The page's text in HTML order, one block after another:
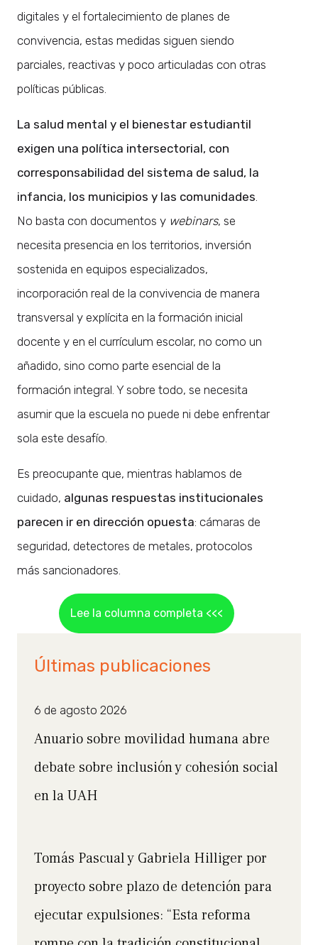
digitales y el fortalecimiento de planes de
convivencia, estas medidas siguen siendo
parciales, reactivas y poco articuladas con otras
políticas públicas.
La salud mental y el bienestar estudiantil
exigen una política intersectorial, con
corresponsabilidad del sistema de salud, la
infancia, los municipios y las comunidades
No basta con documentos y webinars, se
necesita presencia en los territorios, inversión
sostenida en equipos especializados,
incorporación real de la convivencia de manera
transversal y explícita en la formación inicial
docente y en el currículum escolar, no como un
añadido, sino como parte esencial de la
formación integral. Y sobre todo, se necesita
asumir que la escuela no puede ni debe enfrentar
sola este desafío.
Es preocupante que, mientras hablamos de
cuidado, algunas respuestas institucionales
parecen ir en dirección opuesta: cámaras de
seguridad, detectores de metales, protocolos
más sancionadores.
Lee la columna completa <<<
Últimas publicaciones
6 de agosto 2026
Anuario sobre movilidad humana abre
debate sobre inclusión y cohesión social
en la UAH
Tomás Pascual y Gabriela Hilliger por
proyecto sobre plazo de detención para
ejecutar expulsiones: “Esta reforma